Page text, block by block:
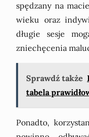
spędzany na
wieku oraz
długie sesje
zniechęcenia
Sprawdź także
tabela
Ponadto,